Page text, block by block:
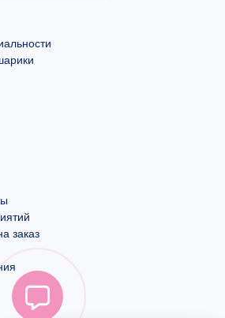
заказ